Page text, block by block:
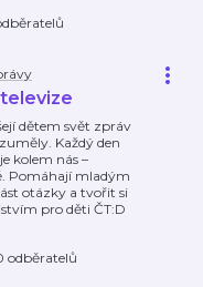
dětem svět zpráv
Každý den
kolem nás –
Pomáhají mladým
otázky a tvořit si
pro děti ČT:D
odběratelů